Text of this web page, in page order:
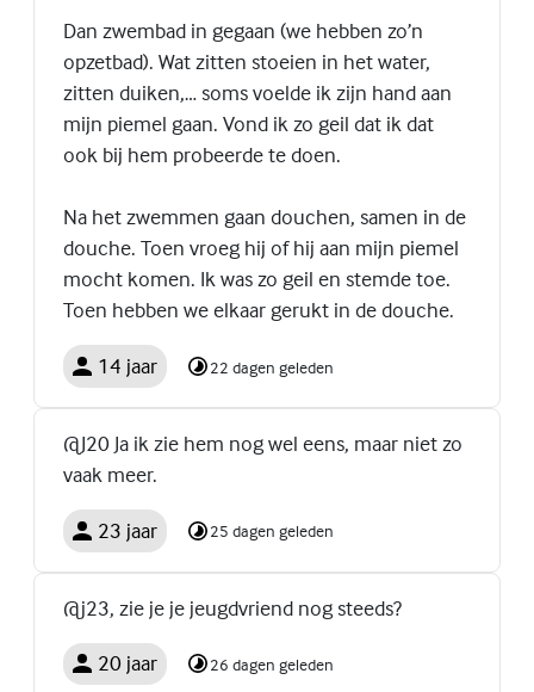
Dan zwembad in gegaan (we hebben zo’n
opzetbad). Wat zitten stoeien in het water,
zitten duiken,… soms voelde ik zijn hand aan
mijn piemel gaan. Vond ik zo geil dat ik dat
ook bij hem probeerde te doen.
Na het zwemmen gaan douchen, samen in de
douche. Toen vroeg hij of hij aan mijn piemel
mocht komen. Ik was zo geil en stemde toe.
Toen hebben we elkaar gerukt in de douche.
14 jaar 22 dagen geleden
@J20 Ja ik zie hem nog wel eens, maar niet zo
vaak meer.
23 jaar 25 dagen geleden
@j23, zie je je jeugdvriend nog steeds?
20 jaar 26 dagen geleden